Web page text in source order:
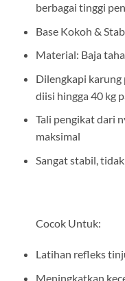
berbagai tinggi
Base Kokoh &
Material: Baja
Dilengkapi karung
diisi hingga 40 kg
Tali pengikat dari
maksimal
Sangat stabil,
Cocok Untuk:
Latihan refleks
Meningkatkan